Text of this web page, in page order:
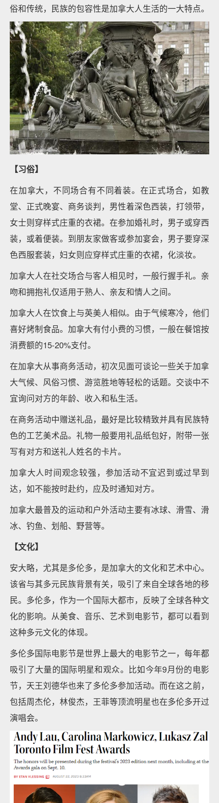
俗和传统，民族的包容性是加拿大人生活的一大特点。
【习俗】
在加拿大，不同场合有不同着装。在正式场合，如教
堂、正式晚宴、商务谈判，男性着深色西装，打领带，
女士则穿样式庄重的衣裙。在参加婚礼时，男子或穿西
装，或着便装。到朋友家做客或参加宴会，男子要穿深
色西服套装，妇女则应穿样式庄重的衣裙，化淡妆。
加拿大人在社交场合与客人相见时，一般行握手礼。亲
吻和拥抱礼仅适用于熟人、亲友和情人之间。
加拿大人在饮食上与英美人相似。由于气候寒冷，他们
喜好烤制食品。加拿大有付小费的习惯，一般在餐馆按
消费额的15-20%支付。
在加拿大从事商务活动，初次见面可谈论一些关于加拿
大气候、风俗习惯、游览胜地等轻松的话题。交谈中不
宜询问对方的年龄、收入和私生活。
在商务活动中赠送礼品，最好是比较精致并具有民族特
色的工艺美术品。礼物一般要用礼品纸包好，附带一张
写有对方和送礼人姓名的卡片。
加拿大人时间观念较强，参加活动不宜迟到或过早到
达，如不能按时赴约，应及时通知对方。
加拿大最普及的运动和户外活动主要有冰球、滑雪、滑
冰、钓鱼、划船、野营等。
【文化】
安大略，尤其是多伦多，是加拿大的文化和艺术中心。
该省与其多元民族背景有关，吸引了来自全球各地的移
民。多伦多，作为一个国际大都市，反映了全球各种文
化的影响。从美食、音乐、艺术到电影节，都可以看到
这种多元文化的体现。
多伦多国际电影节是世界上最大的电影节之一，每年都
吸引了大量的国际明星和观众。比如今年9月份的电影
节，天王刘德华也来了多伦多参加活动。而在这之前，
包括周杰伦，林俊杰，王菲等顶流明星也在多伦多开过
演唱会。